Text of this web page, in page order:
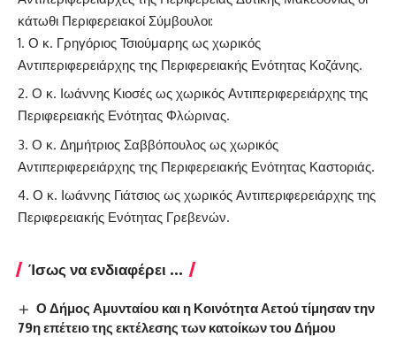
κάτωθι Περιφερειακοί Σύμβουλοι:
Ο κ. Γρηγόριος Τσιούμαρης ως χωρικός
Αντιπεριφερειάρχης της Περιφερειακής Ενότητας Κοζάνης.
Ο κ. Ιωάννης Κιοσές ως χωρικός Αντιπεριφερειάρχης της
Περιφερειακής Ενότητας Φλώρινας.
Ο κ. Δημήτριος Σαββόπουλος ως χωρικός
Αντιπεριφερειάρχης της Περιφερειακής Ενότητας Καστοριάς.
Ο κ. Ιωάννης Γιάτσιος ως χωρικός Αντιπεριφερειάρχης της
Περιφερειακής Ενότητας Γρεβενών.
Ίσως να ενδιαφέρει ...
Ο Δήμος Αμυνταίου και η Κοινότητα Αετού τίμησαν την
79η επέτειο της εκτέλεσης των κατοίκων του Δήμου